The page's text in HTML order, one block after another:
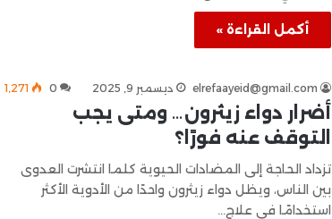
أكمل القراءة »
elrefaayeid@gmail.com ديسمبر 9, 2025 0 1٬271
أضرار دواء زيثرون… ومتى يجب
التوقف عنه فورًا؟
تزداد الحاجة إلى المضادات الحيوية كلما انتشرت العدوى
بين الناس، ويظل دواء زيثرون واحدًا من الأدوية الأكثر
استخدامًا في علاج…